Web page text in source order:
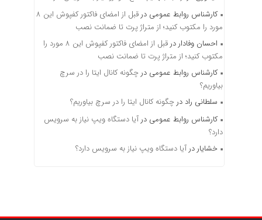
کارشناس روابط عمومی در
قبل از امضای فاکتور کفپوش این ۸
مورد را مکتوب کنید؛ از متراژ پرت تا ضمانت نصب
احسان وفادار در
قبل از امضای فاکتور کفپوش این ۸ مورد را
مکتوب کنید؛ از متراژ پرت تا ضمانت نصب
کارشناس روابط عمومی در چگونه کانال ایتا را در سرچ
بیاوریم؟
سلطانی راد در چگونه کانال ایتا را در سرچ بیاوریم؟
کارشناس روابط عمومی در آیا دستگاه ویپ نیاز به سرویس
دارد؟
خشایار در آیا دستگاه ویپ نیاز به سرویس دارد؟